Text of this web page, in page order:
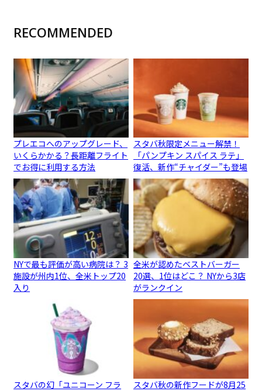
RECOMMENDED
プレエコへのアップグレード、
いくらかかる？長距離フライト
でお得に利用する方法
スタバ秋限定メニュー解禁！
「パンプキン スパイス ラテ」
復活、新作“チャイダー”も登場
NYで最も評価が高い病院は？ 3
施設が州内1位、全米トップ20
入り
全米が認めたベストバーガー
20選、1位はどこ？ NYから3店
がランクイン
スタバの幻「ユニコーン フラ
スタバ秋の新作フードが8月25